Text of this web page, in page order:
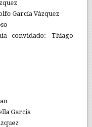
García Vázquez
convidado: Thiago
Garcia